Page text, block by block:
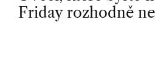
s
Friday rozhodně